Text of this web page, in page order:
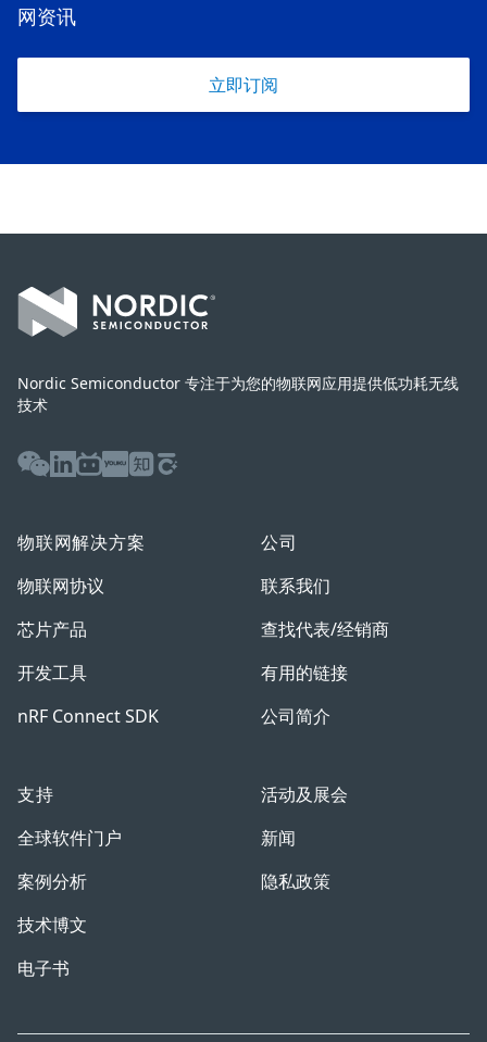
网资讯
立即订阅
Nordic Semiconductor 专注于为您的物联网应用提供低功耗无线
技术
WeChatLinkedIn
BilibiliYoukuZhihuBaijiahao
物联网解决方案
物联网协议
芯片产品
开发工具
nRF Connect SDK
支持
全球软件门户
案例分析
技术博文
电子书
公司
联系我们
查找代表/经销商
有用的链接
公司简介
活动及展会
新闻
隐私政策